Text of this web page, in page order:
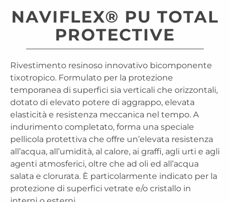
NAVIFLEX® PU TOTAL
PROTECTIVE
Rivestimento resinoso innovativo bicomponente
tixotropico. Formulato per la protezione
temporanea di superfici sia verticali che orizzontali,
dotato di elevato potere di aggrappo, elevata
elasticità e resistenza meccanica nel tempo. A
indurimento completato, forma una speciale
pellicola protettiva che offre un’elevata resistenza
all’acqua, all’umidità, al calore, ai graffi, agli urti e agli
agenti atmosferici, oltre che ad oli ed all’acqua
salata e clorurata. È particolarmente indicato per la
protezione di superfici vetrate e/o cristallo in